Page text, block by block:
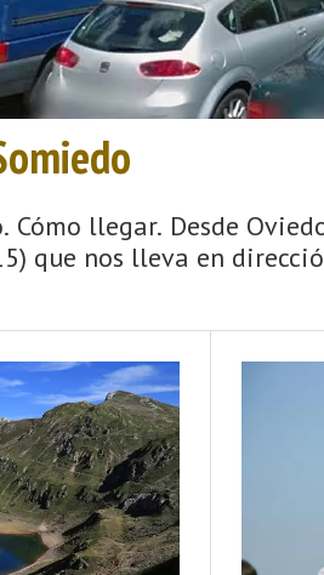
Cómo llegar. Desde
que nos lleva en